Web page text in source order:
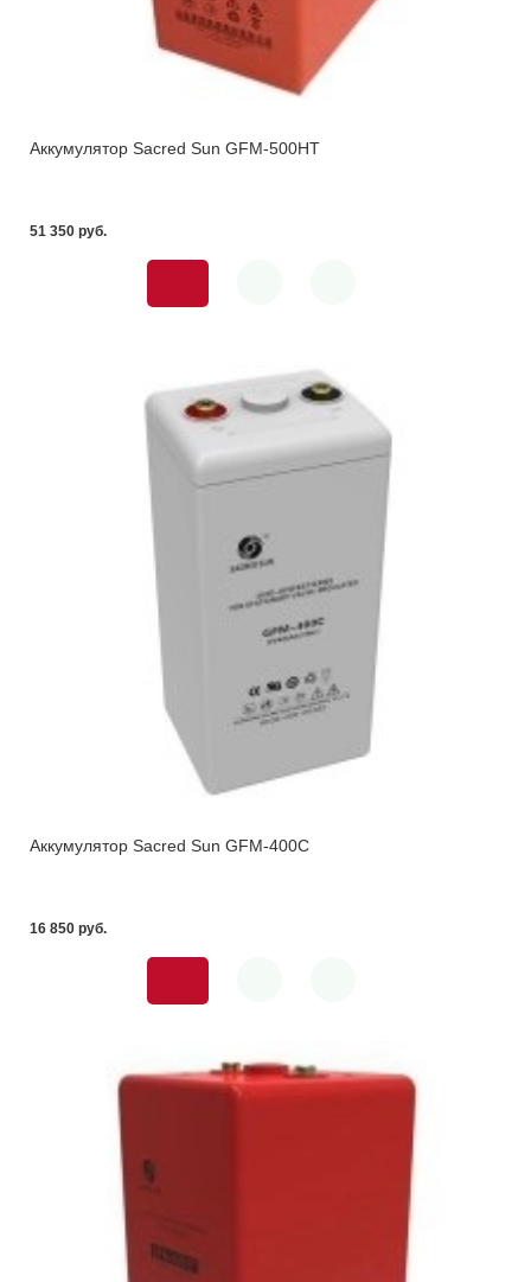
Аккумулятор Sacred Sun GFM-500HT
51 350 pуб.
Аккумулятор Sacred Sun GFM-400С
16 850 pуб.